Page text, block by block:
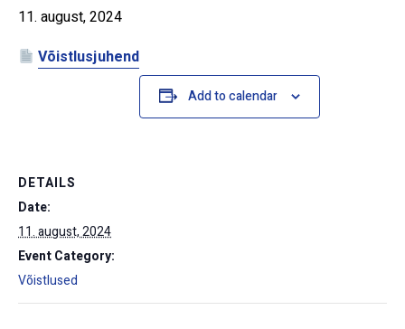
11. august, 2024
Võistlusjuhend
Add to calendar
DETAILS
Date:
11. august, 2024
Event Category:
Võistlused